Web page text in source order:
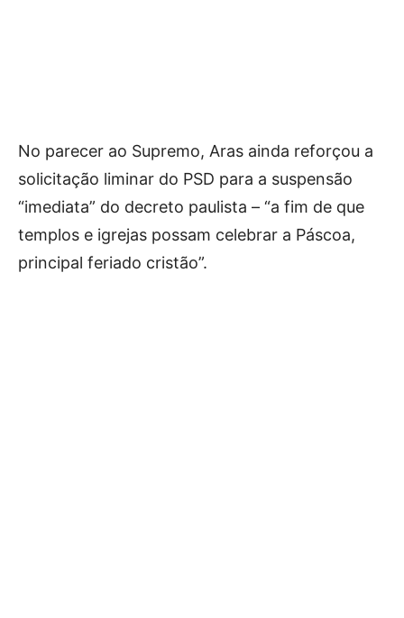
No parecer ao Supremo, Aras ainda reforçou a
solicitação liminar do PSD para a suspensão
“imediata” do decreto paulista – “a fim de que
templos e igrejas possam celebrar a Páscoa,
principal feriado cristão”.